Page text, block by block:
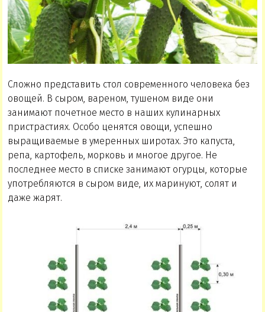
Сложно представить стол современного человека без
овощей. В сыром, вареном, тушеном виде они
занимают почетное место в наших кулинарных
пристрастиях. Особо ценятся овощи, успешно
выращиваемые в умеренных широтах. Это капуста,
репа, картофель, морковь и многое другое. Не
последнее место в списке занимают огурцы, которые
употребляются в сыром виде, их маринуют, солят и
даже жарят.